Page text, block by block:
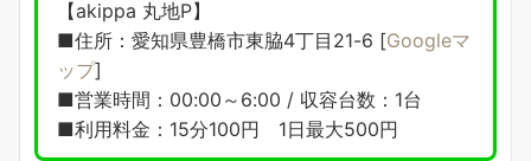
【akippa 丸地P】
■住所：愛知県豊橋市東脇4丁目21-6 [Googleマ
ップ]
■営業時間：00:00～6:00 / 収容台数：1台
■利用料金：15分100円 1日最大500円